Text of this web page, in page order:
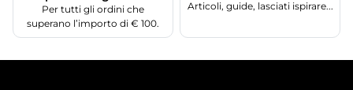
Per tutti gli ordini che
superano l’importo di € 100.
Articoli, guide, lasciati ispirare...